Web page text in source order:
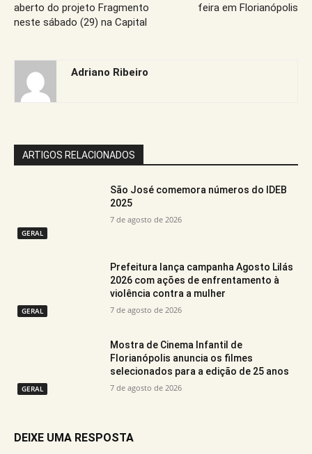
aberto do projeto Fragmento
neste sábado (29) na Capital
feira em Florianópolis
Adriano Ribeiro
ARTIGOS RELACIONADOS
GERAL
São José comemora números do IDEB
2025
7 de agosto de 2026
GERAL
Prefeitura lança campanha Agosto Lilás
2026 com ações de enfrentamento à
violência contra a mulher
7 de agosto de 2026
GERAL
Mostra de Cinema Infantil de
Florianópolis anuncia os filmes
selecionados para a edição de 25 anos
7 de agosto de 2026
DEIXE UMA RESPOSTA